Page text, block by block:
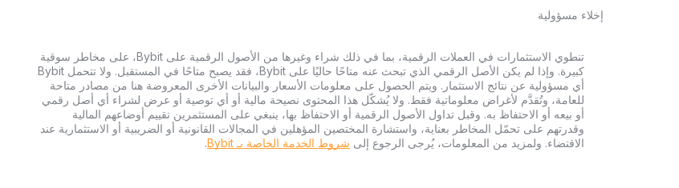
إخلاء مسؤولية
تنطوي الاستثمارات في العملات الرقمية، بما في ذلك شراء وغيرها من الأصول الرقمية على Bybit، على مخاطر سوقية
كبيرة. وإذا لم يكن الأصل الرقمي الذي تبحث عنه متاحًا حاليًا على Bybit، فقد يصبح متاحًا في المستقبل. ولا تتحمل Bybit
أي مسؤولية عن نتائج الاستثمار. ويتم الحصول على معلومات الأسعار والبيانات الأخرى المعروضة هنا من مصادر متاحة
للعامة، وتُقدَّم لأغراض معلوماتية فقط. ولا يُشكّل هذا المحتوى نصيحة مالية أو أي توصية أو عرض لشراء أي أصل رقمي
أو بيعه أو الاحتفاظ به. وقبل تداول الأصول الرقمية أو الاحتفاظ بها، ينبغي على المستثمرين تقييم أوضاعهم المالية
وقدرتهم على تحمّل المخاطر بعناية، واستشارة المختصين المؤهلين في المجالات القانونية أو الضريبية أو الاستثمارية عند
الاقتضاء. ولمزيد من المعلومات، يُرجى الرجوع إلى شروط الخدمة الخاصة بـ Bybit .